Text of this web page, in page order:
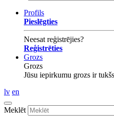
Profils
Pieslēgties
Neesat reģistrējies?
Reģistrēties
Grozs
Grozs
Jūsu iepirkumu grozs ir
lv en
Meklēt